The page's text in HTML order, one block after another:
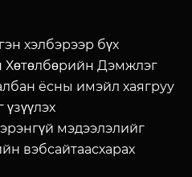
хэлбэрээр бүх
Хөтөлбөрийн Дэмжлэг
ёсны имэйл хаягруу
мэдээлэлийг
вэбсайтаасхарах